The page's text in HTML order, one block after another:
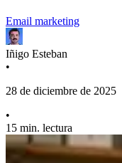
Email marketing
Iñigo Esteban
•
28 de diciembre de 2025
•
15 min. lectura